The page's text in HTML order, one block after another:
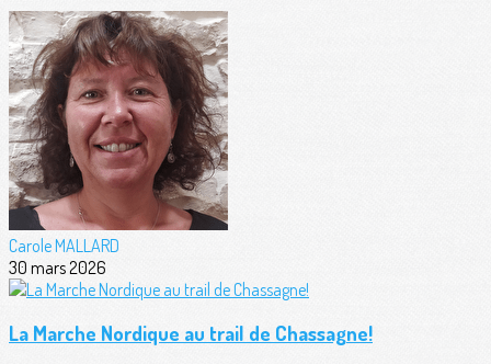
Carole MALLARD
30 mars 2026
La Marche Nordique au trail de Chassagne!